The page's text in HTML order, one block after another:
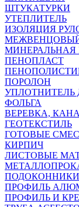
ШТУКАТУРКИ
УТЕПЛИТЕЛЬ
ИЗОЛЯЦИЯ
МИНЕРАЛЬНАЯ
ПЕНОПЛАСТ
ПОРОЛОН
УПЛОТНИТЕЛЬ
ФОЛЬГА
ВЕРЕВКА,
ГЕОТЕКСТИЛЬ
ГОТОВЫЕ
КИРПИЧ
ЛИСТОВЫЕ
ПОДОКОННИКИ
ПРОФИЛЬ
ПРОФИЛЬ И